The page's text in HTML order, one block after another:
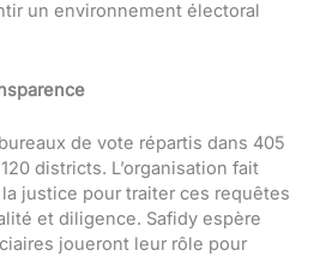
un environnement électoral
de vote répartis dans 405
districts. L’organisation fait
justice pour traiter ces requêtes
et diligence. Safidy espère
joueront leur rôle pour